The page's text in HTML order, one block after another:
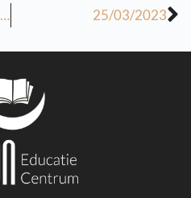
25_26-03-2023 tarihlerine kadar olan ev ödevi 25/03/2023